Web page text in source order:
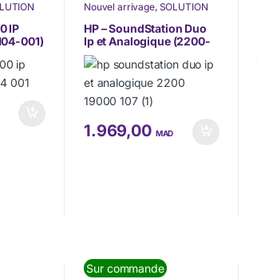
IP
IP
001)
Nouvel arrivage, SOLUTION
DE COMMUNICATION
TÉLÉPHONIE,Téléphonie IP
(VoIP)
HP – SoundStation Duo
Ip et Analogique (2200-
19000-107)
1.969,00 MAD
Sur commande